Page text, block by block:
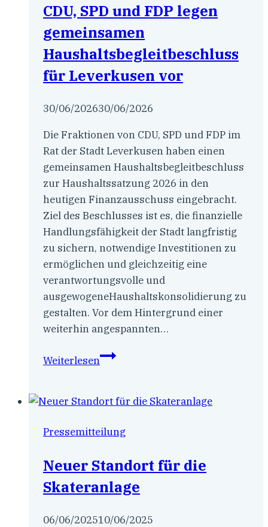
CDU, SPD und FDP legen
gemeinsamen
Haushaltsbegleitbeschluss
für Leverkusen vor
30/06/202630/06/2026
Die Fraktionen von CDU, SPD und FDP im
Rat der Stadt Leverkusen haben einen
gemeinsamen Haushaltsbegleitbeschluss
zur Haushaltssatzung 2026 in den
heutigen Finanzausschuss eingebracht.
Ziel des Beschlusses ist es, die finanzielle
Handlungsfähigkeit der Stadt langfristig
zu sichern, notwendige Investitionen zu
ermöglichen und gleichzeitig eine
verantwortungsvolle und
ausgewogeneHaushaltskonsolidierung zu
gestalten. Vor dem Hintergrund einer
weiterhin angespannten…
WeiterlesenCDU,
FDP
gemeinsamen
für
Leverkusen
Pressemitteilung
Neuer Standort für die
Skateranlage
06/06/202510/06/2025